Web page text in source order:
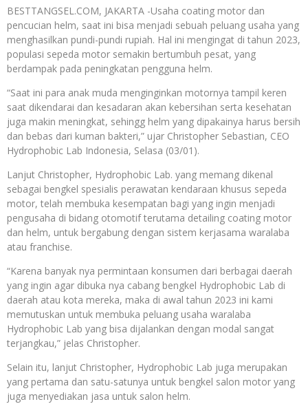
BESTTANGSEL.COM, JAKARTA -Usaha coating motor dan
pencucian helm, saat ini bisa menjadi sebuah peluang usaha yang
menghasilkan pundi-pundi rupiah. Hal ini mengingat di tahun 2023,
populasi sepeda motor semakin bertumbuh pesat, yang
berdampak pada peningkatan pengguna helm.
“Saat ini para anak muda menginginkan motornya tampil keren
saat dikendarai dan kesadaran akan kebersihan serta kesehatan
juga makin meningkat, sehingg helm yang dipakainya harus bersih
dan bebas dari kuman bakteri,” ujar Christopher Sebastian, CEO
Hydrophobic Lab Indonesia, Selasa (03/01).
Lanjut Christopher, Hydrophobic Lab. yang memang dikenal
sebagai bengkel spesialis perawatan kendaraan khusus sepeda
motor, telah membuka kesempatan bagi yang ingin menjadi
pengusaha di bidang otomotif terutama detailing coating motor
dan helm, untuk bergabung dengan sistem kerjasama waralaba
atau franchise.
“Karena banyak nya permintaan konsumen dari berbagai daerah
yang ingin agar dibuka nya cabang bengkel Hydrophobic Lab di
daerah atau kota mereka, maka di awal tahun 2023 ini kami
memutuskan untuk membuka peluang usaha waralaba
Hydrophobic Lab yang bisa dijalankan dengan modal sangat
terjangkau,” jelas Christopher.
Selain itu, lanjut Christopher, Hydrophobic Lab juga merupakan
yang pertama dan satu-satunya untuk bengkel salon motor yang
juga menyediakan jasa untuk salon helm.